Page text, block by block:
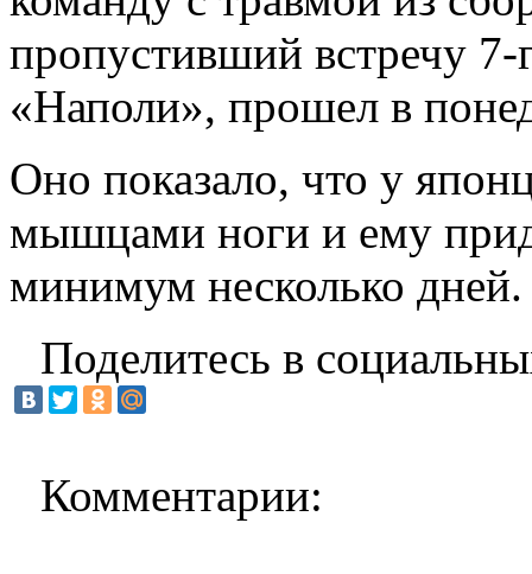
пропустивший встречу
«Наполи», прошел в
Оно показало, что у
мышцами ноги и ему
минимум несколько дней.
Поделитесь в
Комментарии: